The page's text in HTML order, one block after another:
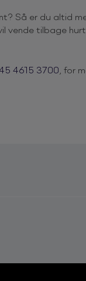
Så er du altid
vende tilbage
4615 3700 , for
hvor han
L.I.G.A.,
i Gasolin for at